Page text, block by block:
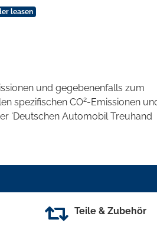
leasen
und gegebenenfalls zum
spezifischen CO2-Emissionen
'Deutschen Automobil Treuhand
Teile & Zubehör